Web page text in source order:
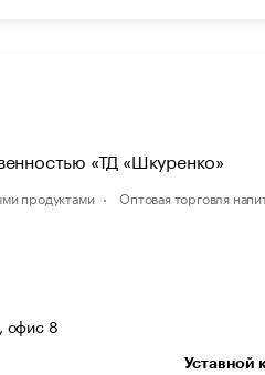
«ТД «Шкуренко»
продуктами Оптовая торговля
офис 8
Уставной